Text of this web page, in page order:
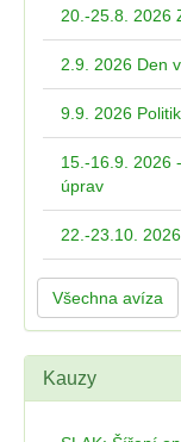
20.-25.8. 2026
2.9. 2026 Den
9.9. 2026
15.-16.9. 2026
úprav
22.-23.10.
Všechna avíza
Kauzy